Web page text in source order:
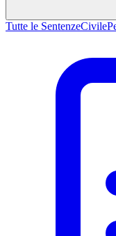
Tutte le SentenzeCivile